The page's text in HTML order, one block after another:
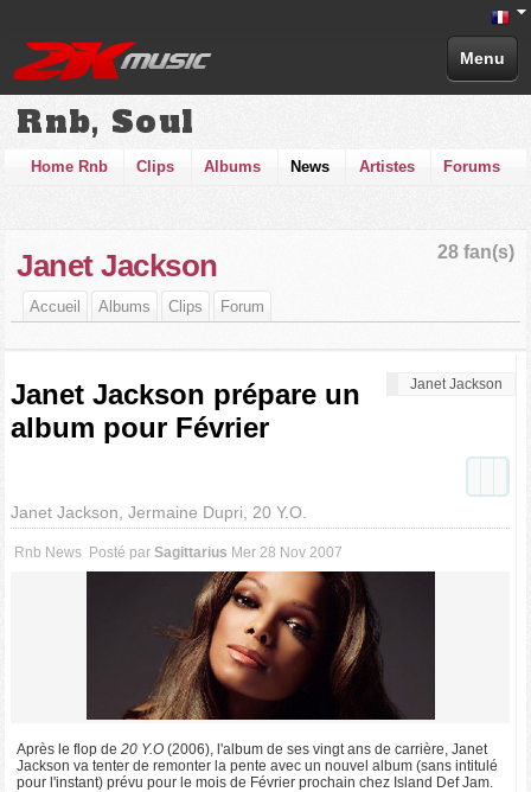
Menu
Rnb, Soul
Home Rnb Clips Albums News Artistes Forums
28 fan(s)
Janet Jackson
Accueil Albums Clips Forum
Janet Jackson
Janet Jackson prépare un
album pour Février
Janet Jackson, Jermaine Dupri, 20 Y.O.
Rnb News Posté parSagittarius Mer 28 Nov 2007
Après le flop de20 Y.O (2006), l'album de ses vingt ans de carrière, Janet
Jackson va tenter de remonter la pente avec un nouvel album (sans intitulé
pour l'instant) prévu pour le mois de Février prochain chez Island Def Jam.